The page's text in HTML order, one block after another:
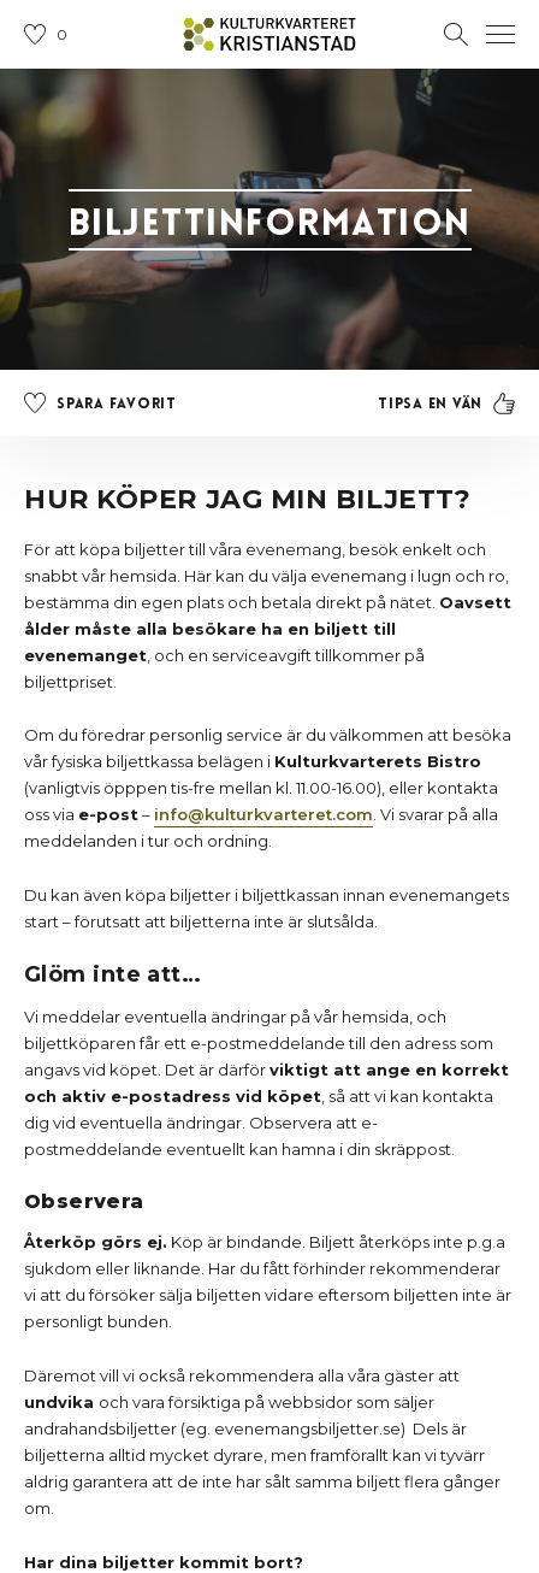
0
Biljettinformation
Spara favorit Tipsa en vän
HUR KÖPER JAG MIN BILJETT?
För att köpa biljetter till våra evenemang, besök enkelt och
snabbt vår hemsida. Här kan du välja evenemang i lugn och ro,
bestämma din egen plats och betala direkt på nätet. Oavsett
ålder måste alla besökare ha en biljett till
evenemanget , och en serviceavgift tillkommer på
biljettpriset.
Om du föredrar personlig service är du välkommen att besöka
vår fysiska biljettkassa belägen i Kulturkvarterets Bistro
(vanligtvis öpppen tis-fre mellan kl. 11.00-16.00), eller kontakta
oss via e-post– info@kulturkvarteret.com. Vi svarar på alla
meddelanden i tur och ordning.
Du kan även köpa biljetter i biljettkassan innan evenemangets
start – förutsatt att biljetterna inte är slutsålda.
Glöm inte att…
Vi meddelar eventuella ändringar på vår hemsida, och
biljettköparen får ett e-postmeddelande till den adress som
angavs vid köpet. Det är därförviktigt att ange en korrekt
och aktiv e-postadress vid köpet, så att vi kan kontakta
dig vid eventuella ändringar. Observera att e-
postmeddelande eventuellt kan hamna i din skräppost.
Observera
Återköp görs ej. Köp är bindande. Biljett återköps inte p.g.a
sjukdom eller liknande. Har du fått förhinder rekommenderar
vi att du försöker sälja biljetten vidare eftersom biljetten inte är
personligt bunden.
Däremot vill vi också rekommendera alla våra gäster att
undvika och vara försiktiga på webbsidor som säljer
andrahandsbiljetter (eg. evenemangsbiljetter.se) Dels är
biljetterna alltid mycket dyrare, men framförallt kan vi tyvärr
aldrig garantera att de inte har sålt samma biljett flera gånger
om.
Har dina biljetter kommit bort?